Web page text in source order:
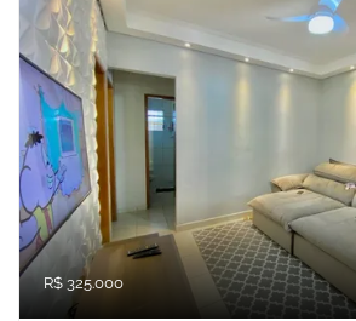
R$ 325.000